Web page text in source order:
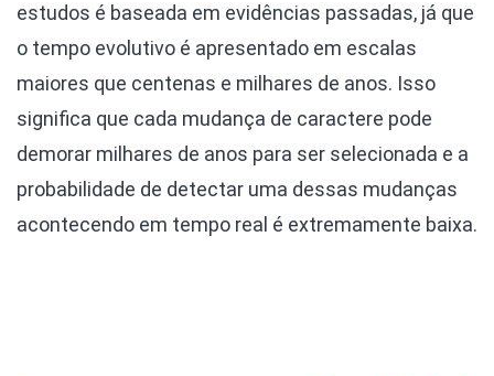
estudos é baseada em evidências passadas, já que
o tempo evolutivo é apresentado em escalas
maiores que centenas e milhares de anos. Isso
significa que cada mudança de caractere pode
demorar milhares de anos para ser selecionada e a
probabilidade de detectar uma dessas mudanças
acontecendo em tempo real é extremamente baixa.